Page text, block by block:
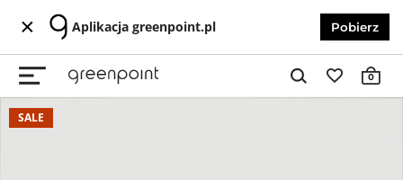
Aplikacja greenpoint.pl Pobierz
0
SALE